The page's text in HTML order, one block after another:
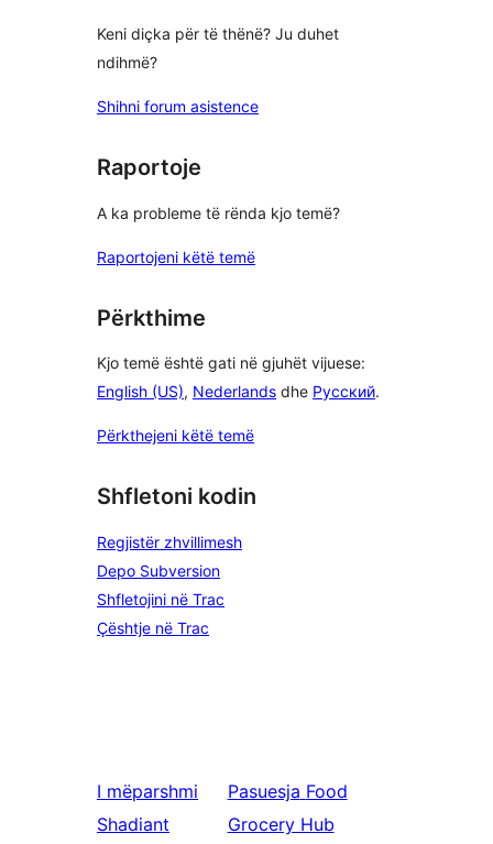
Keni diçka për të thënë? Ju duhet
ndihmë?
Shihni forum asistence
Raportoje
A ka probleme të rënda kjo temë?
Raportojeni këtë temë
Përkthime
Kjo temë është gati në gjuhët vijuese:
English (US), Nederlands dhe Русский.
Përkthejeni këtë temë
Shfletoni kodin
Regjistër zhvillimesh
Depo Subversion
Shfletojini në Trac
Çështje në Trac
I mëparshmi
Shadiant
Pasuesja Food
Grocery Hub